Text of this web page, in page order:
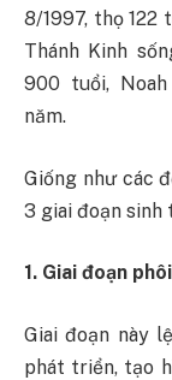
8/1997, thọ 122
Thánh Kinh
900 tuổi,
năm.
Giống như các
3 giai đoạn sinh
1. Giai đoạn
Giai đoạn này
phát triển, tạo